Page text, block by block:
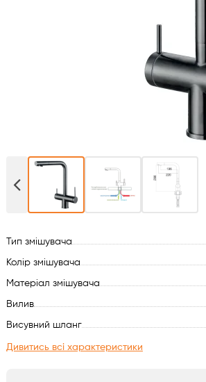
Сушильні машини
Холодильне обладнання
Сантехніка
Тип змішувача
Колір змішувача
Матеріал змішувача
Вилив
Висувний шланг
Дивитись всі характеристики